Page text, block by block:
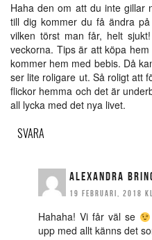
Haha den om att du inte gillar
till dig kommer du få ändra på
vilken törst man får, helt
veckorna. Tips är att köpa
kommer hem med bebis. Då
ser lite roligare ut. Så roligt att
flickor hemma och det är
all lycka med det nya livet.
SVARA
ALEXANDRA
19 FEBRUARI, 2018
Hahaha! Vi får väl se
upp med allt känns det